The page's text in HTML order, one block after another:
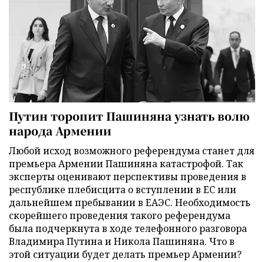
Путин торопит Пашиняна узнать волю
народа Армении
Любой исход возможного референдума станет для
премьера Армении Пашиняна катастрофой. Так
эксперты оценивают перспективы проведения в
республике плебисцита о вступлении в ЕС или
дальнейшем пребывании в ЕАЭС. Необходимость
скорейшего проведения такого референдума
была подчеркнута в ходе телефонного разговора
Владимира Путина и Никола Пашиняна. Что в
этой ситуации будет делать премьер Армении?